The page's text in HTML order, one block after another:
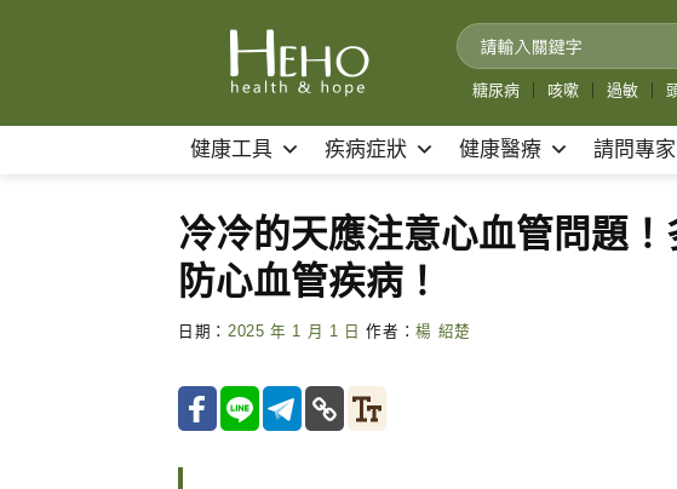
糖尿病 咳嗽 過敏
健康工具 疾病症狀 健康醫療 請問專家
冷冷的天應注意心血管問題
防心血管疾病！
日期： 2025 年 1 月 1 日 作者：楊 紹楚